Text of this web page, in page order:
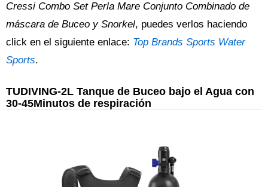
Cressi Combo Set Perla Mare Conjunto Combinado de
máscara de Buceo y Snorkel, puedes verlos haciendo
click en el siguiente enlace: Top Brands Sports Water
Sports.
TUDIVING-2L Tanque de Buceo bajo el Agua con
30-45Minutos de respiración